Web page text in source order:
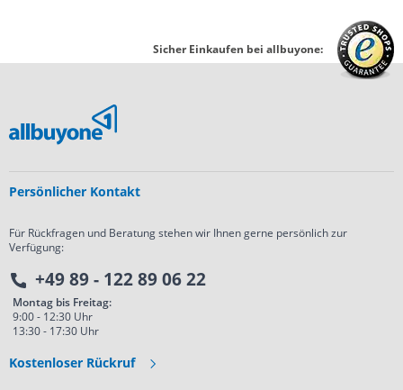
Sicher Einkaufen bei allbuyone:
Persönlicher Kontakt
Für Rückfragen und Beratung stehen wir Ihnen gerne persönlich zur
Verfügung:
+49 89 - 122 89 06 22
Montag bis Freitag:
9:00 - 12:30 Uhr
13:30 - 17:30 Uhr
Kostenloser Rückruf